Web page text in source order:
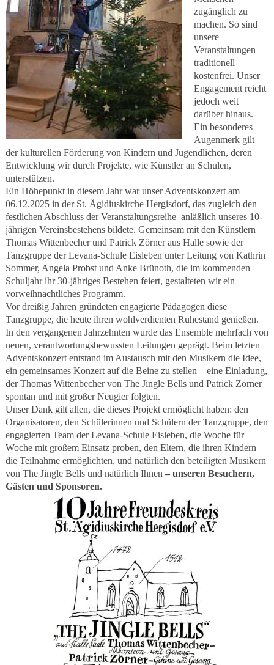
zugänglich zu
machen. So sind
unsere
Veranstaltungen
traditionell
kostenfrei. Unser
Engagement reicht
jedoch weit
darüber hinaus.
Ein besonderes
Augenmerk gilt
der kulturellen Förderung von Kindern und Jugendlichen, deren
Entwicklung wir durch Projekte, wie Künstler an Schulen,
unterstützen.
Ein Höhepunkt in diesem Jahr war unser Adventskonzert am
06.12.2025 in der St. Ägidiuskirche Hergisdorf, das zugleich den
festlichen Abschluss der Veranstaltungsreihe anläßlich unseres 10-
jährigen Vereinsbestehens bildete. Gemeinsam mit den Künstlern
Thomas Wittenbecher und Patrick Zörner aus Halle sowie der
Tanzgruppe der Levana-Schule Eisleben unter Leitung von Kathrin
Sommer, Angela Probst und Anke Brünoth, die im kommenden
Schuljahr ihr 30-jähriges Bestehen feiert, gestalteten wir ein
vorweihnachtliches Programm.
Vor dreißig Jahren gründeten engagierte Pädagogen diese
Tanzgruppe, die heute ihren wohlverdienten Ruhestand genießen.
In den vergangenen Jahrzehnten wurde das Ensemble mehrfach von
neuen, verantwortungsbewussten Leitungen geprägt. Beim letzten
Adventskonzert entstand im Austausch mit den Musikern die Idee,
ein gemeinsames Konzert auf die Beine zu stellen – eine Einladung,
der Thomas Wittenbecher von The Jingle Bells und Patrick Zörner
spontan und mit großer Neugier folgten.
Unser Dank gilt allen, die dieses Projekt ermöglicht haben: den
Organisatoren, den Schülerinnen und Schülern der Tanzgruppe, den
engagierten Team der Levana-Schule Eisleben, die Woche für
Woche mit großem Einsatz proben, den Eltern, die ihren Kindern
die Teilnahme ermöglichten, und natürlich den beteiligten Musikern
von The Jingle Bells und natürlich Ihnen – unseren Besuchern,
Gästen und Sponsoren.